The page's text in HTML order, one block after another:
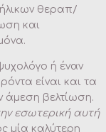
θεραπ/
και
ή έναν
είναι και τα
βελτίωση.
εσωτερική αυτή
μία καλύτερη